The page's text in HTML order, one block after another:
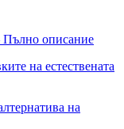
Пълно описание
на естествената
на